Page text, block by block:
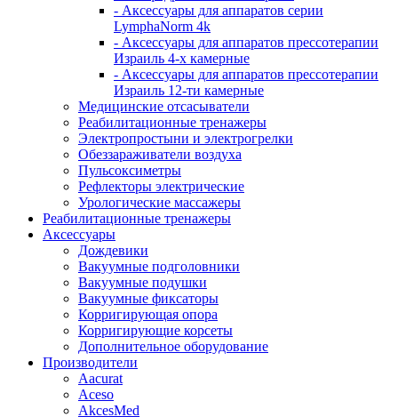
- Аксессуары для аппаратов серии
LymphaNorm 4k
- Аксессуары для аппаратов прессотерапии
Израиль 4-х камерные
- Аксессуары для аппаратов прессотерапии
Израиль 12-ти камерные
Медицинские отсасыватели
Реабилитационные тренажеры
Электропростыни и электрогрелки
Обеззараживатели воздуха
Пульсоксиметры
Рефлекторы электрические
Урологические массажеры
Реабилитационные тренажеры
Аксессуары
Дождевики
Вакуумные подголовники
Вакуумные подушки
Вакуумные фиксаторы
Корригирующая опора
Корригирующие корсеты
Дополнительное оборудование
Производители
Aacurat
Aceso
AkcesMed